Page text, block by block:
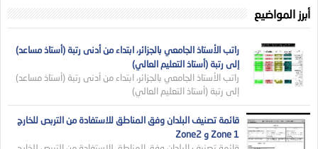
أبرز المواضيع
راتب الأستاذ الجامعي بالجزائر، ابتداء من أدنى رتبة (أستاذ مساعد)
إلى رتبة (أستاذ التعليم العالي)
راتب الأستاذ الجامعي بالجزائر، ابتداء من أدنى رتبة (أستاذ مساعد)
إلى رتبة (أستاذ التعليم العالي)
قائمة تصنيف البلدان وفق المناطق للاستفادة من التربص للخارج
Zone 1 و Zone2